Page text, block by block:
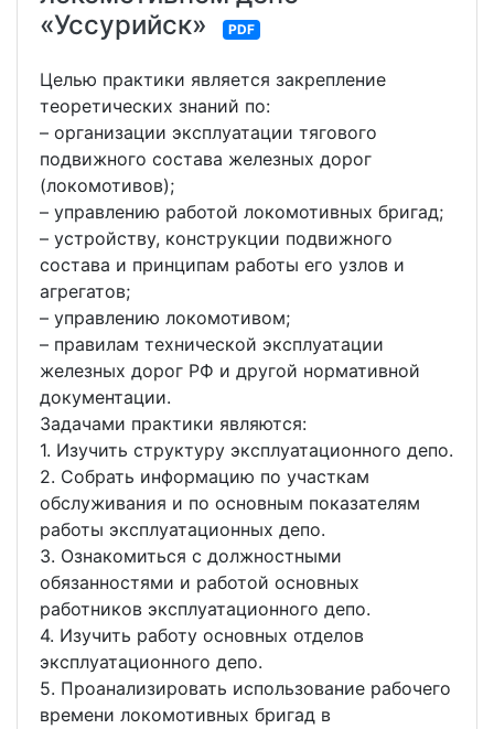
«Уссурийск»
PDF
Целью практики является закрепление
теоретических знаний по:
– организации эксплуатации тягового
подвижного состава железных дорог
(локомотивов);
– управлению работой локомотивных бригад;
– устройству, конструкции подвижного
состава и принципам работы его узлов и
агрегатов;
– управлению локомотивом;
– правилам технической эксплуатации
железных дорог РФ и другой нормативной
документации.
Задачами практики являются:
1. Изучить структуру эксплуатационного депо.
2. Собрать информацию по участкам
обслуживания и по основным показателям
работы эксплуатационных депо.
3. Ознакомиться с должностными
обязанностями и работой основных
работников эксплуатационного депо.
4. Изучить работу основных отделов
эксплуатационного депо.
5. Проанализировать использование рабочего
времени локомотивных бригад в